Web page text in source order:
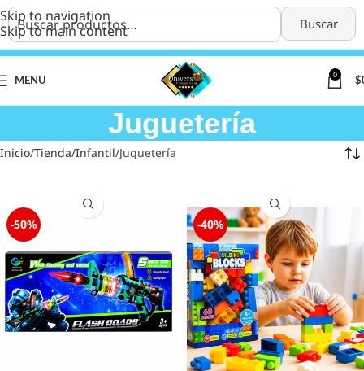
Buscar
Skip to navigation
Skip to main content
MENU
0
$
Juguetería
Inicio Tienda Infantil Juguetería
-50% -40%